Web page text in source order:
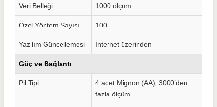
Veri Belleği 1000 ölçüm
Özel Yöntem Sayısı 100
Yazılım Güncellemesi İnternet üzerinden
Güç ve Bağlantı
Pil Tipi
4 adet Mignon (AA), 3000’den
fazla ölçüm